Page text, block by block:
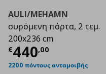
AULI/MEHAMN
συρόμενη πόρτα, 2 τεμ.
200x236 cm
€440,00
Τρέχουσα τιμή
2200 πόντους ανταμοιβής